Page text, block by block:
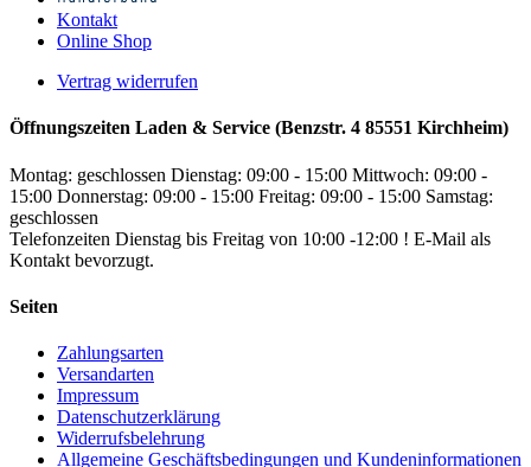
Kontakt
Online Shop
Vertrag widerrufen
Öffnungszeiten Laden & Service (Benzstr. 4 85551 Kirchheim)
Montag: geschlossen Dienstag: 09:00 - 15:00 Mittwoch: 09:00 -
15:00 Donnerstag: 09:00 - 15:00 Freitag: 09:00 - 15:00 Samstag:
geschlossen
Telefonzeiten Dienstag bis Freitag von 10:00 -12:00 ! E-Mail als
Kontakt bevorzugt.
Seiten
Zahlungsarten
Versandarten
Impressum
Datenschutzerklärung
Widerrufsbelehrung
Allgemeine Geschäftsbedingungen und Kundeninformationen